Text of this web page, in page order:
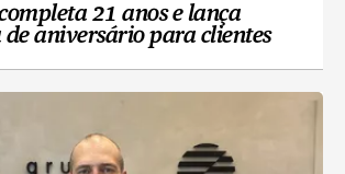
21 anos e lança
aniversário para clientes